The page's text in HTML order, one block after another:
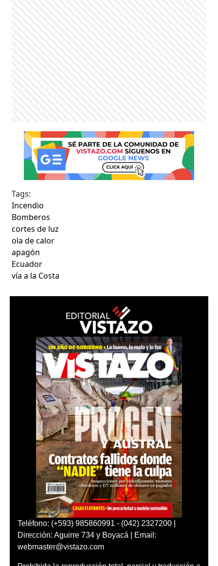
Tags:
Incendio
Bomberos
cortes de luz
ola de calor
apagón
Ecuador
vía a la Costa
Teléfono: (+593) 985860991 - (042) 2327200 |
Dirección: Aguirre 734 y Boyacá | Email:
webmaster@vistazo.com